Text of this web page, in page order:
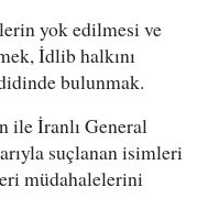
yok edilmesi ve
İdlib halkını
bulunmak.
ile İranlı General
suçlanan isimleri
müdahalelerini